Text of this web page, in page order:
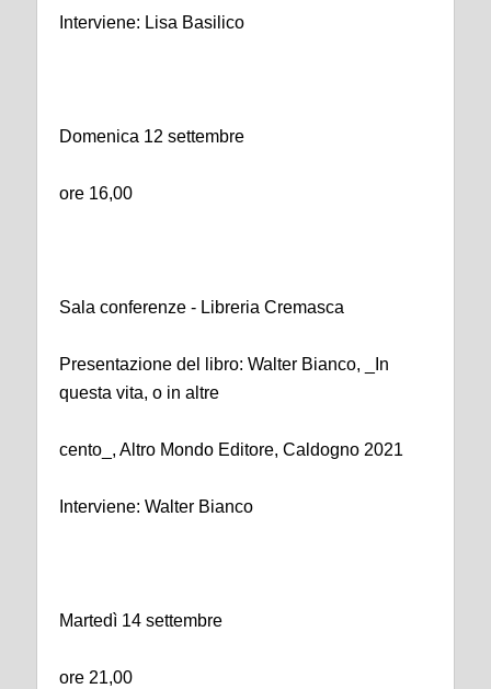
Interviene: Lisa Basilico
Domenica 12 settembre
ore 16,00
Sala conferenze - Libreria Cremasca
Presentazione del libro: Walter Bianco, _In
questa vita, o in altre
cento_, Altro Mondo Editore, Caldogno 2021
Interviene: Walter Bianco
Martedì 14 settembre
ore 21,00